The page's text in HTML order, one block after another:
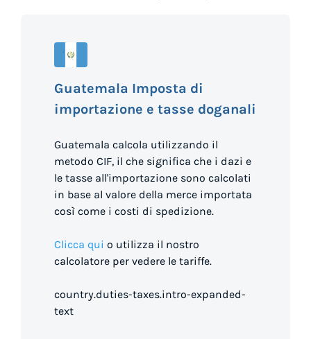
Guatemala Imposta di
importazione e tasse doganali
Guatemala calcola utilizzando il
metodo CIF, il che significa che i dazi e
le tasse all'importazione sono calcolati
in base al valore della merce importata
così come i costi di spedizione.
Clicca qui o utilizza il nostro
calcolatore per vedere le tariffe.
country.duties-taxes.intro-expanded-
text